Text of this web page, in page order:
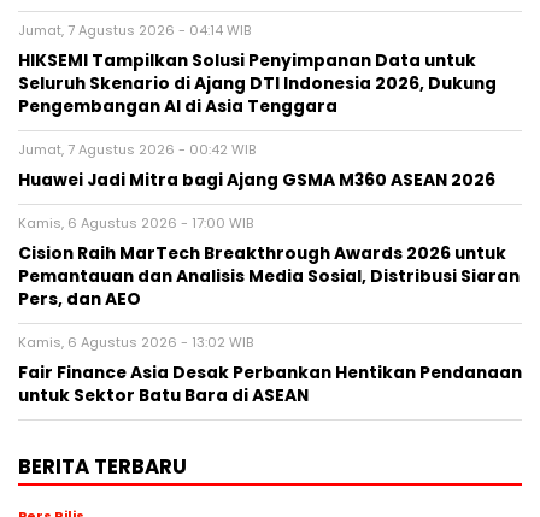
Jumat, 7 Agustus 2026 - 04:14 WIB
HIKSEMI Tampilkan Solusi Penyimpanan Data untuk
Seluruh Skenario di Ajang DTI Indonesia 2026, Dukung
Pengembangan AI di Asia Tenggara
Jumat, 7 Agustus 2026 - 00:42 WIB
Huawei Jadi Mitra bagi Ajang GSMA M360 ASEAN 2026
Kamis, 6 Agustus 2026 - 17:00 WIB
Cision Raih MarTech Breakthrough Awards 2026 untuk
Pemantauan dan Analisis Media Sosial, Distribusi Siaran
Pers, dan AEO
Kamis, 6 Agustus 2026 - 13:02 WIB
Fair Finance Asia Desak Perbankan Hentikan Pendanaan
untuk Sektor Batu Bara di ASEAN
BERITA TERBARU